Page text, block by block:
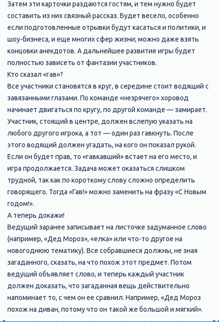
Затем эти карточки раздаются гостям, и тем нужно будет
составить из них связный рассказ. Будет весело, особенно
если подготовленные отрывки будут касаться и политики, и
шоу-бизнеса, и еще многих сфер жизни; можно даже взять
концовки анекдотов. А дальнейшее развитие игры будет
полностью зависеть от фантазии участников.
Кто сказал «гав»?
Все участники становятся в круг, в середине стоит водящий с
завязанными глазами. По команде «незрячего» хоровод
начинает двигаться по кругу, по другой команде — замирает.
Участник, стоящий в центре, должен вслепую указать на
любого другого игрока, а тот — один раз гавкнуть. После
этого водящий должен угадать, на кого он показал рукой.
Если он будет прав, то «гавкавший» встает на его место, и
игра продолжается. Задача может оказаться слишком
трудной, так как по короткому слову сложно определить
говорящего. Тогда «Гав!» можно заменить на фразу «С Новым
годом!».
А теперь докажи!
Ведущий заранее записывает на листочке задуманное слово
(например, «Дед Мороз», «елка» или что-то другое на
новогоднюю тематику). Все собравшиеся должны, не зная
загаданного, сказать, на что похож этот предмет. Потом
ведущий объявляет слово, и теперь каждый участник
должен доказать, что загаданная вещь действительно
напоминает то, с чем он ее сравнил. Например, «Дед Мороз
похож на диван, потому что он такой же большой и мягкий».